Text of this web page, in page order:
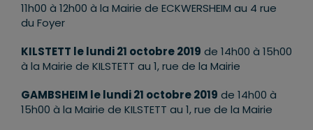
11h00 à 12h00 à la Mairie de ECKWERSHEIM au 4 rue
du Foyer
KILSTETT le lundi 21 octobre 2019 de 14h00 à 15h00
à la Mairie de KILSTETT au 1, rue de la Mairie
GAMBSHEIM le lundi 21 octobre 2019 de 14h00 à
15h00 à la Mairie de KILSTETT au 1, rue de la Mairie